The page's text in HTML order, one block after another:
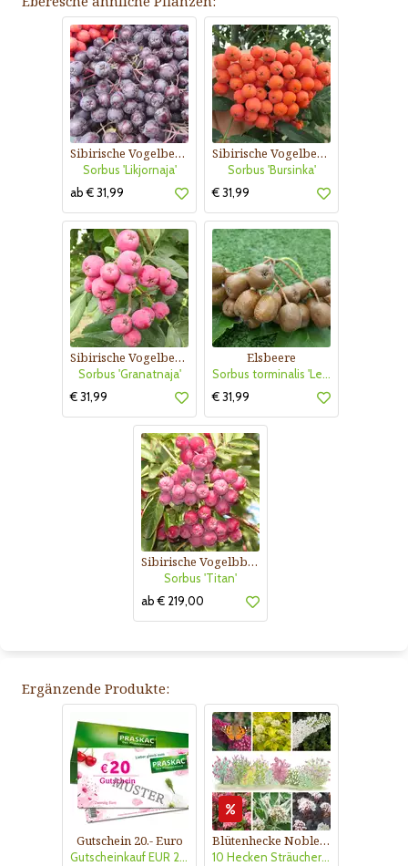
Sibirische Vogelbeere, Frucht-Eberesche
Sorbus 'Likjornaja'
ab € 31,99
Sibirische Vogelbeere, Frucht-Eberesche
Sorbus 'Bursinka'
€ 31,99
Sibirische Vogelbeere, Frucht-Eberesche
Sorbus 'Granatnaja'
€ 31,99
Elsbeere
Sorbus torminalis 'Leopold'
€ 31,99
Sibirische Vogelbbere, Frucht-Eberesche
Sorbus 'Titan'
ab € 219,00
Ergänzende Produkte:
Gutschein 20.- Euro
Gutscheinkauf EUR 20.-
Blütenhecke Nobless-Kollektion Nr. 402
10 Hecken Sträucher - für 10 lfm Blütenhecke - Blühend März - Oktober